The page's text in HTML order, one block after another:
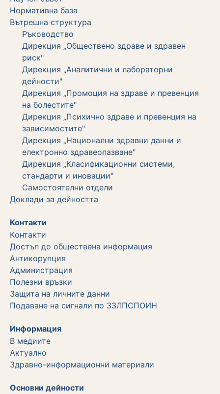
Нормативна база
Вътрешна структура
Ръководство
Дирекция „Обществено здраве и здравен
риск"
Дирекция „Аналитични и лабораторни
дейности"
Дирекция „Промоция на здраве и превенция
на болестите"
Дирекция „Психично здраве и превенция на
зависимостите"
Дирекция „Национални здравни данни и
електронно здравеопазване"
Дирекция „Класификационни системи,
стандарти и иновации"
Самостоятелни отдели
Дoклади за дейността
Контакти
Kонтакти
Достъп до обществена информация
Aнтикорупция
Администрация
Полезни връзки
Защита на личните данни
Подаване на сигнали по ЗЗЛПСПОИН
Информация
В медиите
Актуално
Здравно-информационни материали
Основни дейности